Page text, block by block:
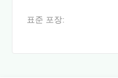
표준 포장: